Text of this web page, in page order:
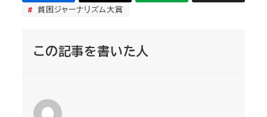
貧困ジャーナリズム大賞
この記事を書いた人